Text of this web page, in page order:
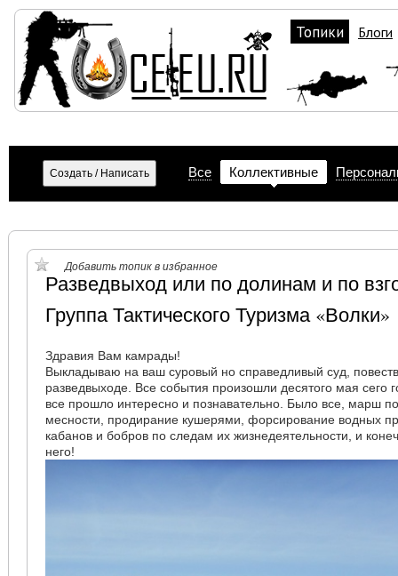
Топики Блоги
Все Коллективные
Добавить топик в избранное
Разведвыход или по долинам и по
Группа Тактического Туризма «Волки»
Здравия Вам камрады!
Выкладываю на ваш суровый но справедливый суд,
разведвыходе. Все события произошли десятого мая сего
все прошло интересно и познавательно. Было все, марш
месности, продирание кушерями, форсирование водных
кабанов и бобров по следам их жизнедеятельности, и
него!